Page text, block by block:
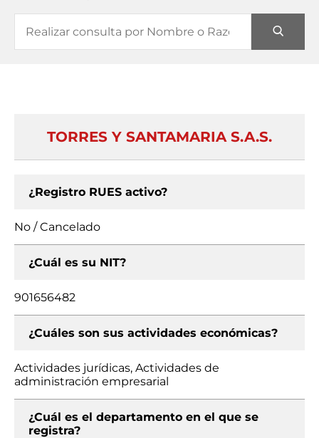
TORRES Y SANTAMARIA S.A.S.
¿Registro RUES activo?
No / Cancelado
¿Cuál es su NIT?
901656482
¿Cuáles son sus actividades económicas?
Actividades jurídicas, Actividades de
administración empresarial
¿Cuál es el departamento en el que se
registra?